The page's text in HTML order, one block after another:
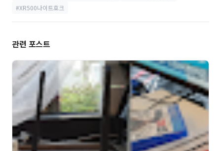
#XR500나이트호크
관련 포스트